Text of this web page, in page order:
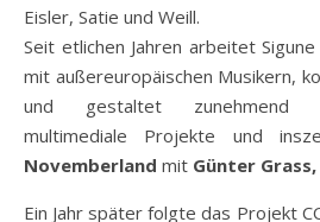
Eisler, Satie und Weill.
Seit etlichen Jahren arbeitet
mit außereuropäischen Musikern,
und gestaltet zunehmend
multimediale Projekte und
Novemberland mit Günter Grass,
Ein Jahr später folgte das Projekt